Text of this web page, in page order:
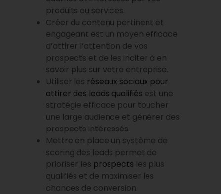
produits ou services.
Créer du contenu pertinent et
engageant est un moyen efficace
d’attirer l’attention de vos
prospects et de les inciter à en
savoir plus sur votre entreprise.
Utiliser les réseaux sociaux pour
attirer des leads qualifiés est une
stratégie efficace pour toucher
une large audience et générer des
prospects intéressés.
Mettre en place un système de
scoring des leads permet de
prioriser les prospects les plus
qualifiés et de maximiser les
chances de conversion.